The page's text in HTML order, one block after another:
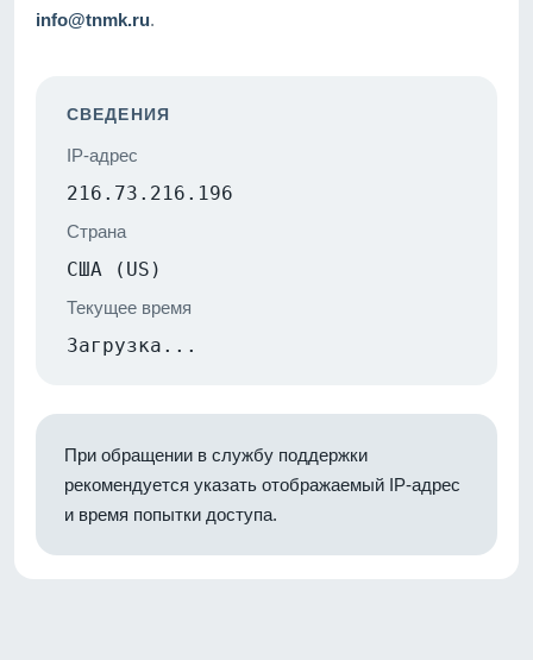
info@tnmk.ru.
СВЕДЕНИЯ
IP-адрес
216.73.216.196
Страна
США (US)
Текущее время
Загрузка...
При обращении в службу поддержки
рекомендуется указать отображаемый IP-адрес
и время попытки доступа.